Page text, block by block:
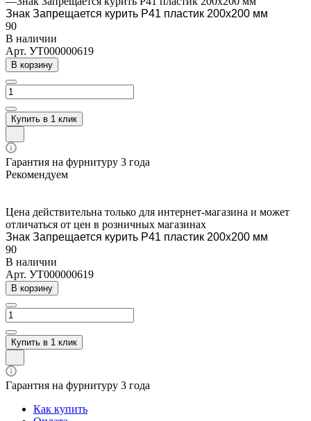
Знак Запрещается курить Р41 пластик 200х200 мм
90
В наличии
Арт. УТ000000619
В корзину
Купить в 1 клик
Гарантия на фурнитуру 3 года
Рекомендуем
Цена действительна только для интернет-магазина и может
отличаться от цен в розничных магазинах
Знак Запрещается курить Р41 пластик 200х200 мм
90
В наличии
Арт. УТ000000619
В корзину
Купить в 1 клик
Гарантия на фурнитуру 3 года
Как купить